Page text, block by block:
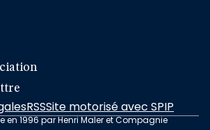
RSSSite motorisé avec SPIP
en 1996 par Henri Maler et Compagnie